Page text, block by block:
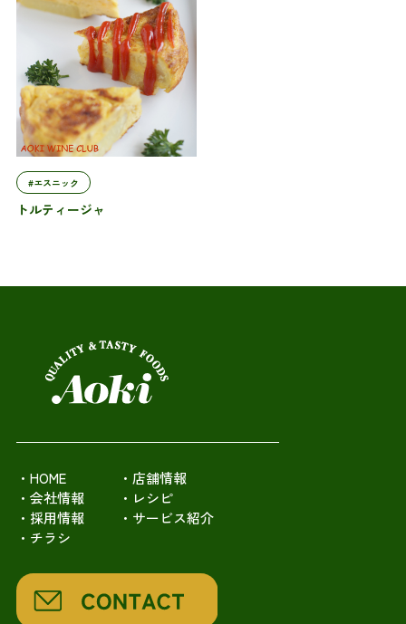
#エスニック
トルティージャ
・HOME
・店舗情報
・会社情報
・レシピ
・採用情報
・サービス紹介
・チラシ